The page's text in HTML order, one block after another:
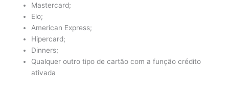
Mastercard;
Elo;
American Express;
Hipercard;
Dinners;
Qualquer outro tipo de cartão com a função crédito
ativada